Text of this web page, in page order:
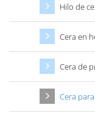
Hilo de
Cera en
Cera de
Cera